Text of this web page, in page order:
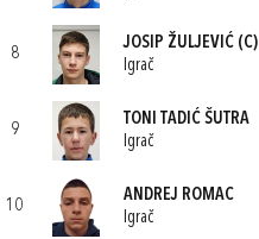
8
JOSIP ŽULJEVIĆ (C)
Igrač
9
TONI TADIĆ ŠUTRA
Igrač
10
ANDREJ ROMAC
Igrač